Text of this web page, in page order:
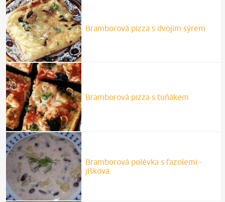
Bramborová pizza s dvojím sýrem
Bramborová pizza s tuňákem
Bramborová polévka s fazolemi -
jíšková